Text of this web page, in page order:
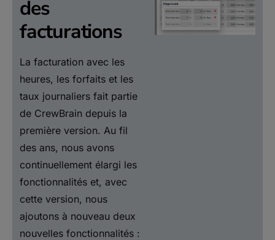
des
facturations
La facturation avec les
heures, les forfaits et les
taux journaliers fait partie
de CrewBrain depuis la
première version. Au fil
des ans, nous avons
continuellement élargi les
fonctionnalités et, avec
cette version, nous
ajoutons à nouveau deux
nouvelles fonctionnalités :